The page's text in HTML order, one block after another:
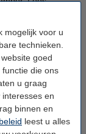
mogelijk voor u
technieken.
goed
die ons
u graag
en
binnen en
leest u alles
goedkope
opgericht
uitgegroeid tot
alle